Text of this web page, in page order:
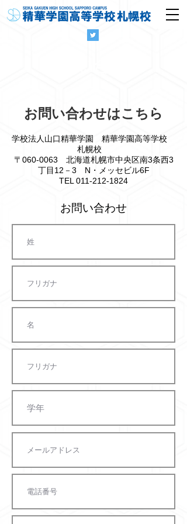
お問い合わせはこちら
学校法人山口精華学園 精華学園高等学校
札幌校
〒060-0063 北海道札幌市中央区南3条西3
丁目12－3 N・メッセビル6F
TEL 011-212-1824
お問い合わせ